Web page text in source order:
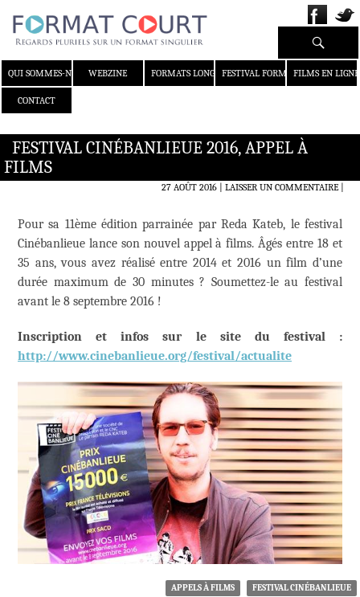
QUI SOMMES-NOUS ?WEBZINE FORMATS LONGS FESTIVAL FORMAT COURT
FILMS EN LIGNE
CONTACT
Recherche
FESTIVAL CINÉBANLIEUE 2016, APPEL À
FILMS
27 AOÛT 2016 LAISSER UN COMMENTAIRE|
Pour sa 11ème édition parrainée par Reda Kateb, le festival
Cinébanlieue lance son nouvel appel à films. Âgés entre 18 et
35 ans, vous avez réalisé entre 2014 et 2016 un film d’une
durée maximum de 30 minutes ? Soumettez-le au festival
avant le 8 septembre 2016 !
Inscription et infos sur le site du festival :
http://www.cinebanlieue.org/festival/actualite
APPELS À FILMS FESTIVAL CINÉBANLIEUE